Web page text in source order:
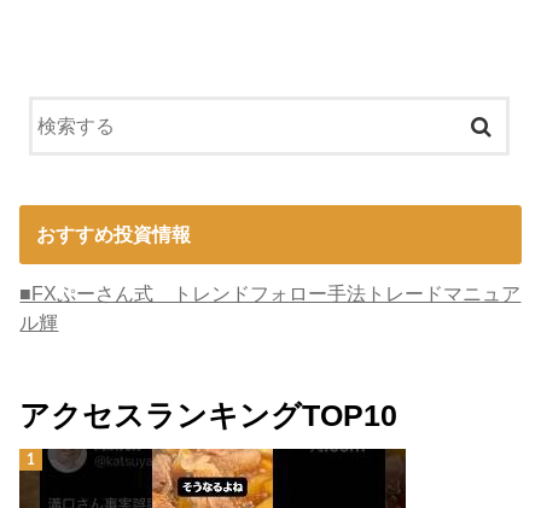
おすすめ投資情報
■FXぷーさん式 トレンドフォロー手法トレードマニュア
ル輝
アクセスランキングTOP10